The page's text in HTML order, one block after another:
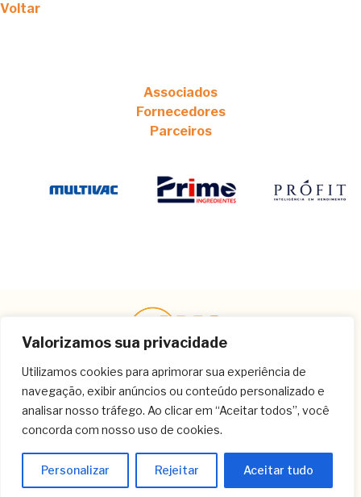
Valorizamos sua privacidade
Utilizamos cookies para aprimorar sua experiência de
navegação, exibir anúncios ou conteúdo personalizado e
analisar nosso tráfego. Ao clicar em “Aceitar todos”, você
concorda com nosso uso de cookies.
Personalizar Rejeitar Aceitar tudo
Voltar
Associados
Fornecedores
Parceiros
Contato
(11) 3259-8266